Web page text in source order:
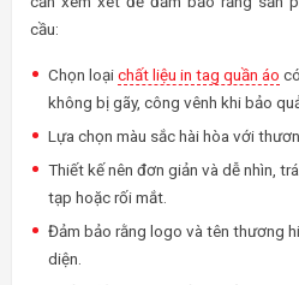
cầu:
Chọn loạichất liệu in tag quần áo
không bị gãy, công vênh khi bảo
Lựa chọn màu sắc hài hòa với
Thiết kế nên đơn giản và dễ nhìn,
tạp hoặc rối mắt.
Đảm bảo rằng logo và tên thương
diện.